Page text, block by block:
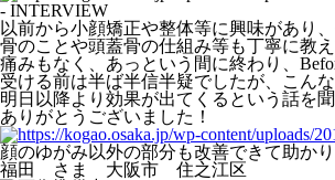
- INTERVIEW
以前から小顔矯正や整体等に興味があり
骨のことや頭蓋骨の仕組み等も丁寧に教
痛みもなく、あっという間に終わり、
受ける前は半ば半信半疑でしたが、こん
明日以降より効果が出てくるという話を
ありがとうございました！
顔のゆがみ以外の部分も改善できて助かり
福田 さま 大阪市 住之江区